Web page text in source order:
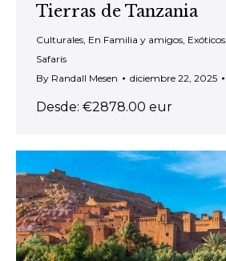
Tierras de Tanzania
Culturales En Familia y amigos Exóticos
Safaris
By Randall Mesen diciembre 22, 2025
Desde: €2878.00 eur